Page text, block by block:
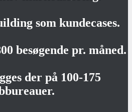
som kundecases.
besøgende pr. måned.
der på 100-175